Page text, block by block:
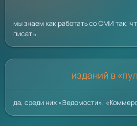
мы знаем как работать со СМИ так,
писать
изданий в
да, среди них «Ведомости»,